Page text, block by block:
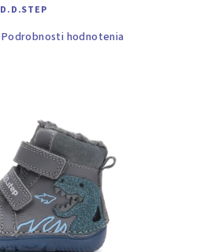
D.D.STEP
Podrobnosti hodnotenia